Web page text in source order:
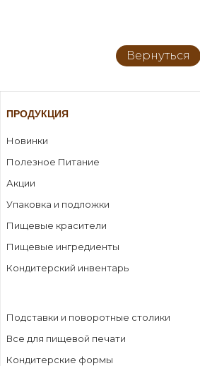
Вернуться
ПРОДУКЦИЯ
Новинки
Полезное Питание
Акции
Упаковка и подложки
Пищевые красители
Пищевые ингредиенты
Кондитерский инвентарь
Подставки и поворотные столики
Все для пищевой печати
Кондитерские формы